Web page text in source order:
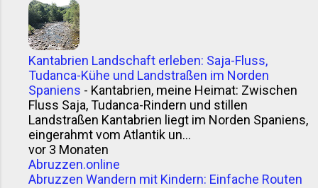
Kantabrien Landschaft erleben: Saja-Fluss,
Tudanca-Kühe und Landstraßen im Norden
Spaniens - Kantabrien, meine Heimat: Zwischen
Fluss Saja, Tudanca-Rindern und stillen
Landstraßen Kantabrien liegt im Norden Spaniens,
eingerahmt vom Atlantik un...
vor 3 Monaten
Abruzzen.online
Abruzzen Wandern mit Kindern: Einfache Routen